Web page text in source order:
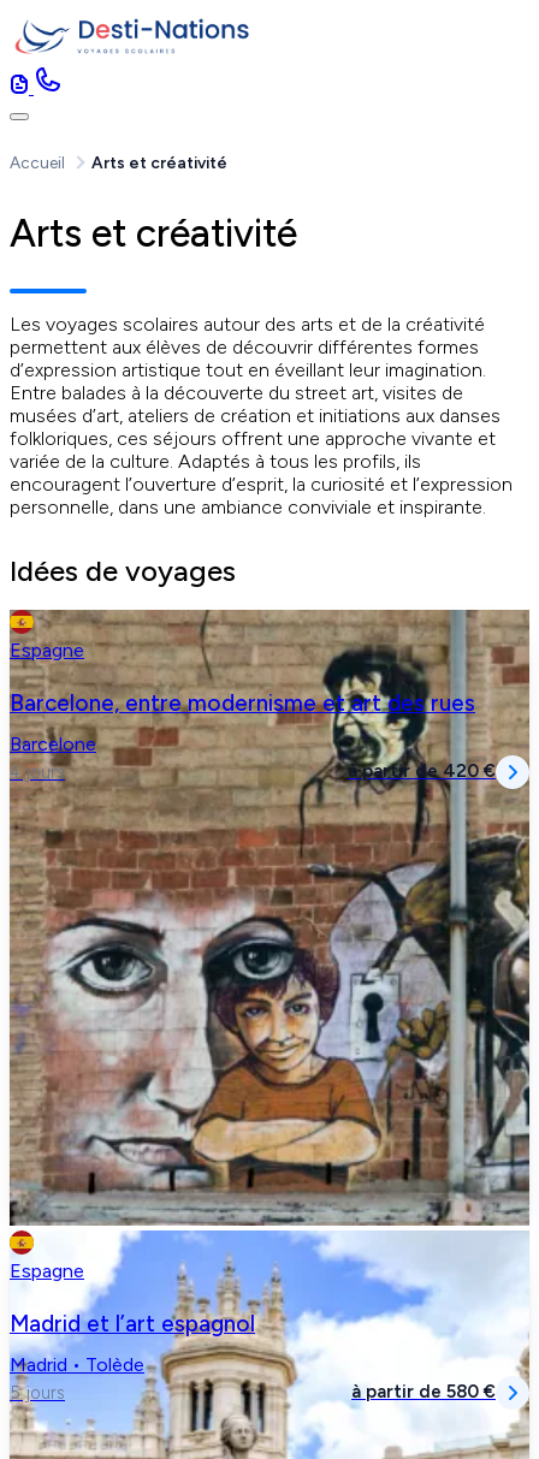
Accueil Arts et créativité
Arts et créativité
Les voyages scolaires autour des arts et de la créativité
permettent aux élèves de découvrir différentes formes
d’expression artistique tout en éveillant leur imagination.
Entre balades à la découverte du street art, visites de
musées d’art, ateliers de création et initiations aux danses
folkloriques, ces séjours offrent une approche vivante et
variée de la culture. Adaptés à tous les profils, ils
encouragent l’ouverture d’esprit, la curiosité et l’expression
personnelle, dans une ambiance conviviale et inspirante.
Idées de voyages
Espagne
Barcelone, entre modernisme et art des rues
Barcelone
4 jours à partir de420 €
Espagne
Madrid et l’art espagnol
Madrid • Tolède
5 jours à partir de 580 €